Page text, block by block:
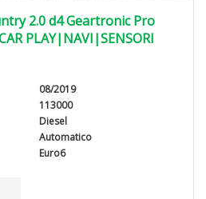
2.0 d4 Geartronic Pro
PLAY|NAVI|SENSORI
08/2019
113000
Diesel
Automatico
Euro6